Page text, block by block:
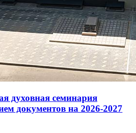
духовная семинария
документов на 2026-2027